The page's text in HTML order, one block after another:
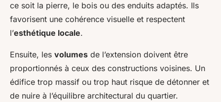
ce soit la pierre, le bois ou des enduits adaptés. Ils
favorisent une cohérence visuelle et respectent
l’esthétique locale.
Ensuite, les volumes de l’extension doivent être
proportionnés à ceux des constructions voisines. Un
édifice trop massif ou trop haut risque de détonner et
de nuire à l’équilibre architectural du quartier.